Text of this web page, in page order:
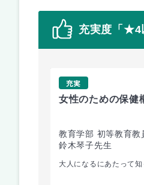
充実度「★4
充実
女性のための保健
教育学部 初等教育教
鈴木琴子先生
大人になるにあたって